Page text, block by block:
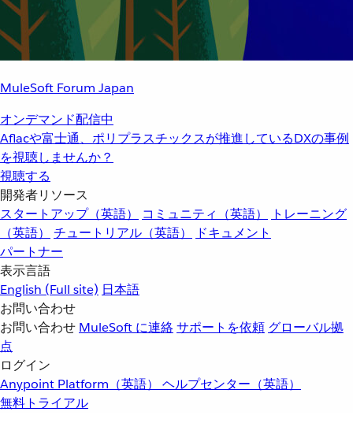
MuleSoft Forum Japan
オンデマンド配信中
Aflacや富士通、ポリプラスチックスが推進しているDXの事例
を視聴しませんか？
視聴する
開発者リソース
スタートアップ（英語）
コミュニティ（英語）
トレーニング
（英語）
チュートリアル（英語）
ドキュメント
パートナー
表示言語
English (Full site) 日本語
お問い合わせ
お問い合わせ MuleSoft に連絡サポートを依頼 グローバル拠
点
ログイン
Anypoint Platform（英語） ヘルプセンター（英語）
無料トライアル